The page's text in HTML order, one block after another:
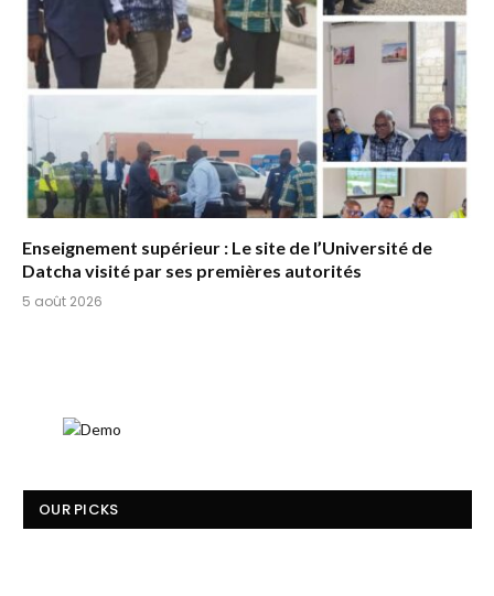
Enseignement supérieur : Le site de l’Université de
Datcha visité par ses premières autorités
5 août 2026
OUR PICKS